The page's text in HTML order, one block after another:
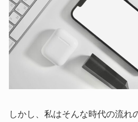
しかし、私はそんな時代の流れ